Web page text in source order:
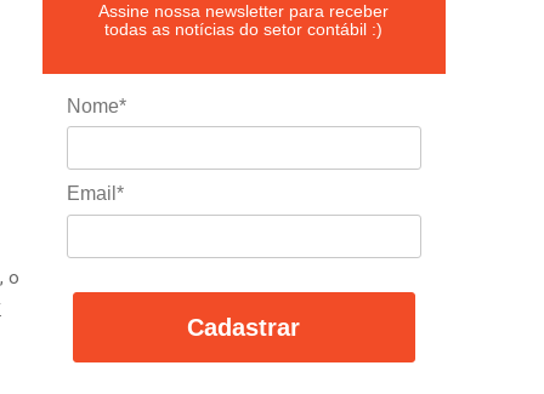
o
Assine nossa newsletter para receber
todas as notícias do setor contábil :)
Nome*
Email*
Cadastrar